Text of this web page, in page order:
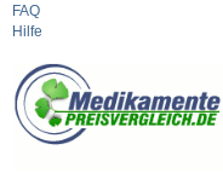
FAQ
Hilfe